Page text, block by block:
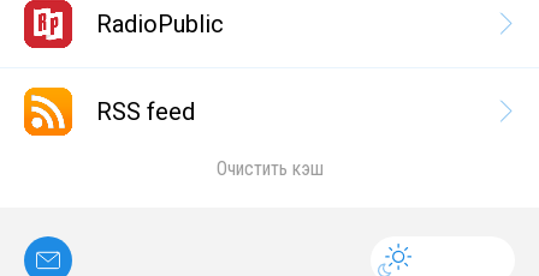
RadioPublic
RSS feed
Очистить кэш